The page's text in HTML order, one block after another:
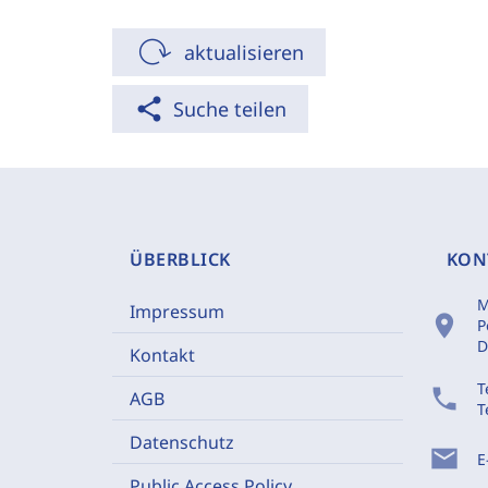
aktualisieren
share Suche teilen
ÜBERBLICK
Impressum
Kontakt
AGB
Datenschutz
location_on
phone
mail